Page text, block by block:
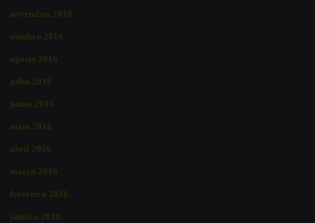
novembro 2016
outubro 2016
agosto 2016
julho 2016
junho 2016
maio 2016
abril 2016
março 2016
fevereiro 2016
janeiro 2016